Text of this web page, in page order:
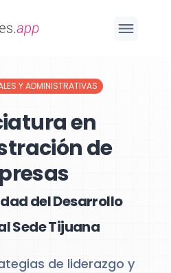
Y ADMINISTRATIVAS
en
de
del Desarrollo
Sede Tijuana
de liderazgo y